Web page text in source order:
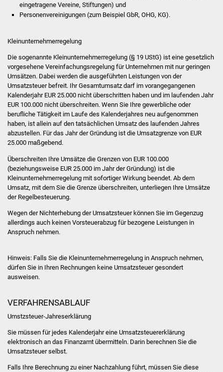
Fachteam Jugend
Stadtwerke
Suenergie
NETZMonitor
Ärzte und Apotheken
Pflege von Angehörigen
Hitzewarnung / UV-
Index
Bürgerbus (MOBS)
Veranstaltungen
Stadtfest
eingetragene Vereine, Stiftungen) und
Personenvereinigungen (zum Beispiel GbR, OHG, KG).
Kleinunternehmerregelung
Die sogenannte Kleinunternehmerregelung (§ 19 UStG) ist eine gesetzlich
vorgesehene Vereinfachungsregelung für Unternehmen mit nur geringen
Umsätzen. Dabei werden die ausgeführten Leistungen von der
Umsatzsteuer befreit. Ihr Gesamtumsatz darf im vorangegangenen
Kalenderjahr EUR 25.000 nicht überschritten haben und im laufenden Jahr
EUR 100.000 nicht überschreiten. Wenn Sie Ihre gewerbliche oder
berufliche Tätigkeit im Laufe des Kalenderjahres neu aufgenommen
haben, ist allein auf den tatsächlichen Umsatz des laufenden Jahres
abzustellen. Für das Jahr der Gründung ist die Umsatzgrenze von EUR
25.000 maßgebend.
Überschreiten Ihre Umsätze die Grenzen von EUR 100.000
(beziehungsweise EUR 25.000 im Jahr der Gründung) ist die
Kleinunternehmerregelung mit sofortiger Wirkung beendet. Ab dem
Umsatz, mit dem Sie die Grenze überschreiten, unterliegen Ihre Umsätze
der Regelbesteuerung.
Wegen der Nichterhebung der Umsatzsteuer können Sie im Gegenzug
allerdings auch keinen Vorsteuerabzug für bezogene Leistungen in
Anspruch nehmen.
Hinweis: Falls Sie die Kleinunternehmerregelung in Anspruch nehmen,
dürfen Sie in Ihren Rechnungen keine Umsatzsteuer gesondert
ausweisen.
VERFAHRENSABLAUF
Umstzsteuer-Jahreserklärung
Sie müssen für jedes Kalenderjahr eine Umsatzsteuererklärung
elektronisch an das Finanzamt übermitteln. Darin berechnen Sie die
Umsatzsteuer selbst.
Falls Ihre Berechnung zu einer Nachzahlung führt, müssen Sie diese